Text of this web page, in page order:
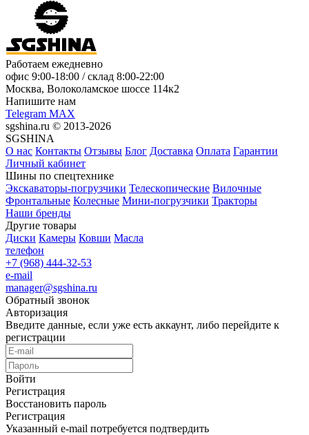
Работаем ежедневно
офис 9:00-18:00 / склад 8:00-22:00
Москва, Волоколамское шоссе 114к2
Напишите нам
Telegram MAX
sgshina.ru © 2013-2026
SGSHINA
О нас Контакты Отзывы Блог Доставка Оплата Гарантии
Личный кабинет
Шины по спецтехнике
Экскаваторы-погрузчики Телескопические Вилочные
Фронтальные Колесные Мини-погрузчики Тракторы
Наши бренды
Другие товары
Диски Камеры Ковши Масла
телефон
+7 (968) 444-32-53
e-mail
manager@sgshina.ru
Обратный звонок
Авторизация
Введите данные, если уже есть аккаунт, либо перейдите к
регистрации
Войти
Регистрация
Восстановить пароль
Регистрация
Указанный e-mail потребуется подтвердить